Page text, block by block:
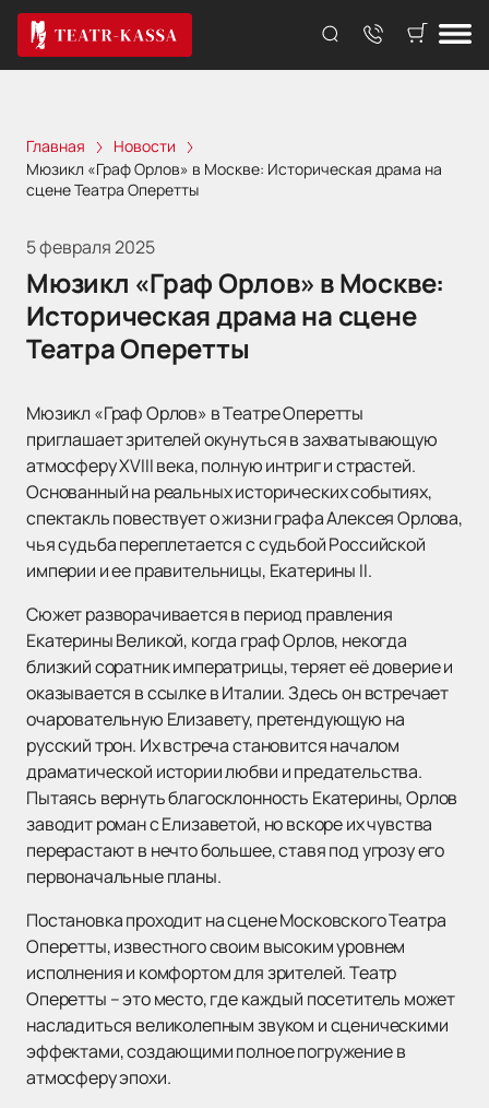
Главная
Новости
Мюзикл «Граф Орлов» в Москве: Историческая драма на
сцене Театра Оперетты
5 февраля 2025
Мюзикл «Граф Орлов» в Москве:
Историческая драма на сцене
Театра Оперетты
Мюзикл «Граф Орлов» в Театре Оперетты
приглашает зрителей окунуться в захватывающую
атмосферу XVIII века, полную интриг и страстей.
Основанный на реальных исторических событиях,
спектакль повествует о жизни графа Алексея Орлова,
чья судьба переплетается с судьбой Российской
империи и ее правительницы, Екатерины II.
Сюжет разворачивается в период правления
Екатерины Великой, когда граф Орлов, некогда
близкий соратник императрицы, теряет её доверие и
оказывается в ссылке в Италии. Здесь он встречает
очаровательную Елизавету, претендующую на
русский трон. Их встреча становится началом
драматической истории любви и предательства.
Пытаясь вернуть благосклонность Екатерины, Орлов
заводит роман с Елизаветой, но вскоре их чувства
перерастают в нечто большее, ставя под угрозу его
первоначальные планы.
Постановка проходит на сцене Московского Театра
Оперетты, известного своим высоким уровнем
исполнения и комфортом для зрителей. Театр
Оперетты – это место, где каждый посетитель может
насладиться великолепным звуком и сценическими
эффектами, создающими полное погружение в
атмосферу эпохи.